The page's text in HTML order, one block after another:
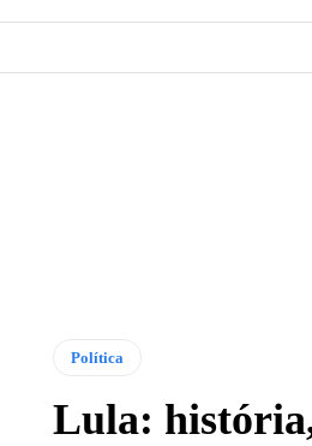
Política
Lula: